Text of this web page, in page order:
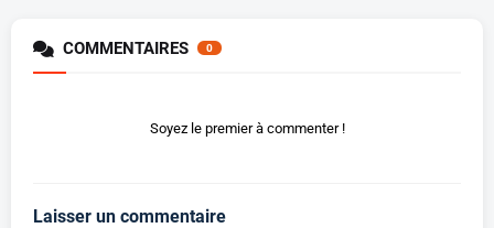
COMMENTAIRES 0
Soyez le premier à commenter !
Laisser un commentaire